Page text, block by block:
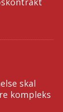
skal
kompleks